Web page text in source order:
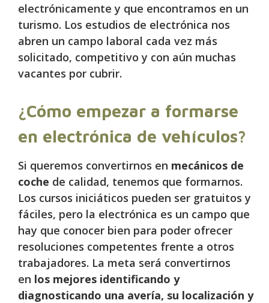
electrónicamente y que encontramos en un
turismo. Los estudios de electrónica nos
abren un campo laboral cada vez más
solicitado, competitivo y con aún muchas
vacantes por cubrir.
¿Cómo empezar a formarse
en electrónica de vehículos?
Si queremos convertirnos en mecánicos de
coche de calidad, tenemos que formarnos.
Los cursos iniciáticos pueden ser gratuitos y
fáciles, pero la electrónica es un campo que
hay que conocer bien para poder ofrecer
resoluciones competentes frente a otros
trabajadores. La meta será convertirnos
en los mejores identificando y
diagnosticando una avería, su localización y